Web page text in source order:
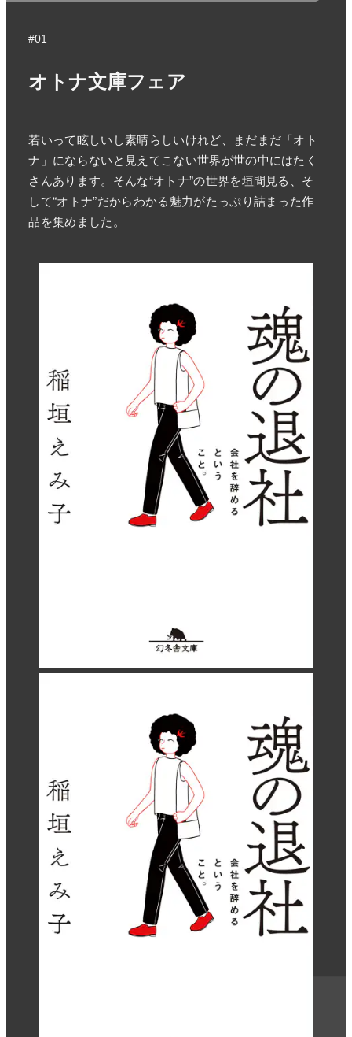
#01
オトナ文庫フェア
若いって眩しいし素晴らしいけれど、まだまだ「オト
ナ」にならないと見えてこない世界が世の中にはたく
さんあります。そんな“オトナ”の世界を垣間見る、そ
して“オトナ”だからわかる魅力がたっぷり詰まった作
品を集めました。